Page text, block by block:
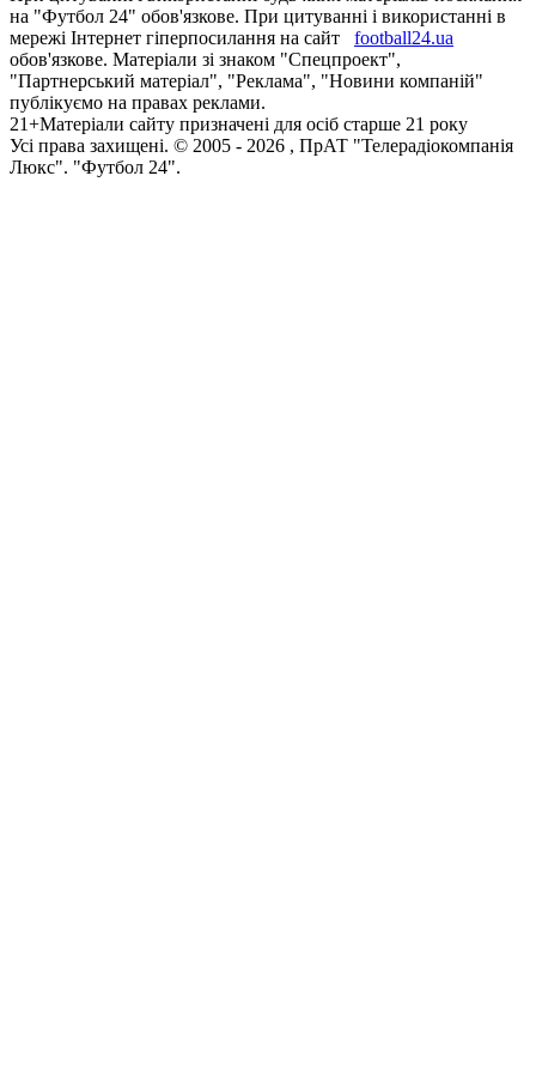
на "Футбол 24" обов'язкове. При цитуванні і використанні в
мережі Інтернет гіперпосилання на сайт
football24.ua
обов'язкове. Матеріали зі знаком "Спецпроект",
"Партнерський матеріал", "Реклама", "Новини компаній"
публікуємо на правах реклами.
21+Матеріали сайту призначені для осіб старше 21 року
Усi права захищенi. © 2005 - 2026 , ПрАТ "Телерадіокомпанія
Люкс". "Футбол 24".